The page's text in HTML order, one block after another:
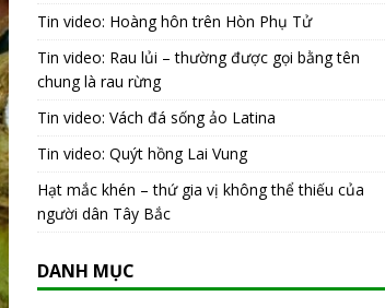
Tin video: Hoàng hôn trên Hòn Phụ Tử
Tin video: Rau lủi – thường được gọi bằng tên
chung là rau rừng
Tin video: Vách đá sống ảo Latina
Tin video: Quýt hồng Lai Vung
Hạt mắc khén – thứ gia vị không thể thiếu của
người dân Tây Bắc
DANH MỤC